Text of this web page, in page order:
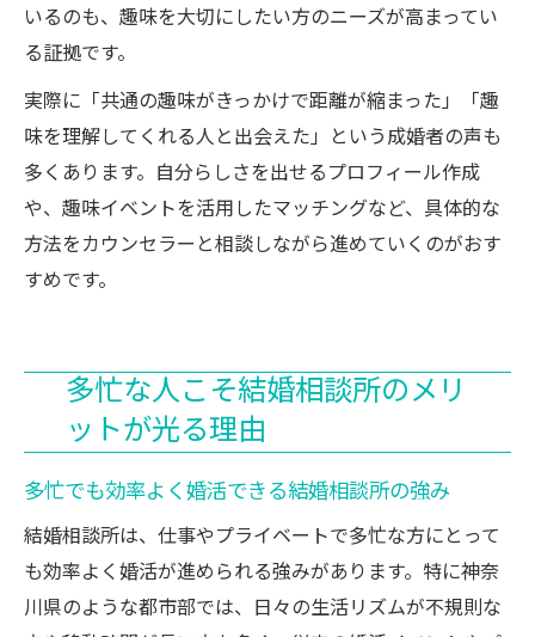
いるのも、趣味を大切にしたい方のニーズが高まってい
る証拠です。
実際に「共通の趣味がきっかけで距離が縮まった」「趣
味を理解してくれる人と出会えた」という成婚者の声も
多くあります。自分らしさを出せるプロフィール作成
や、趣味イベントを活用したマッチングなど、具体的な
方法をカウンセラーと相談しながら進めていくのがおす
すめです。
多忙な人こそ結婚相談所のメリ
ットが光る理由
多忙でも効率よく婚活できる結婚相談所の強み
結婚相談所は、仕事やプライベートで多忙な方にとって
も効率よく婚活が進められる強みがあります。特に神奈
川県のような都市部では、日々の生活リズムが不規則な